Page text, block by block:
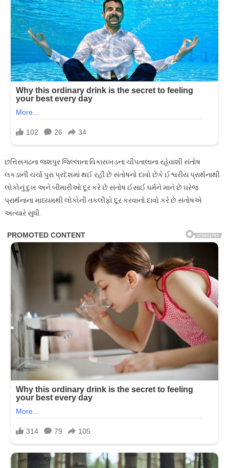
છત્તિસગઢના જશપુર જિલ્લાના વિકાસખડના ચીપતાલાના રહેવાશી સંતોષ
લકડાની ચર્ચા પુરા પ્રદેશમાં થઈ રહી છે સંતોષનો દાવો છેકે ઈશ્વરીય પ્રાર્થનાથી
લોકોનું દુખ અને બીમારીઓ દૂર કરે છે સંતોષ ઈસાઈ ધર્મને માને છે ઘરેજ
પ્રાર્થનાના માધ્યમથી લોકોની તકલીફો દૂર કરવાનો દાવો કરે છે સંતોષએ
અત્યારે સુધી.